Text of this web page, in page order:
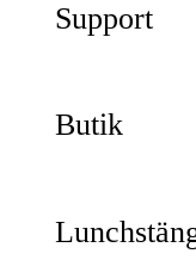
Support
Butik